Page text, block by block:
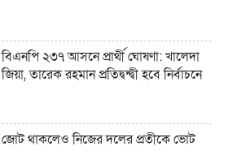
আধুনিক বাংলাদেশে লোকসাহিত্য অধ্যয়ন
বিএনপি ২৩৭ আসনে প্রার্থী ঘোষণা: খালেদা
জিয়া, তারেক রহমান প্রতিদ্বন্দ্বী হবে নির্বাচনে
জোট থাকলেও নিজের দলের প্রতীকে ভোট